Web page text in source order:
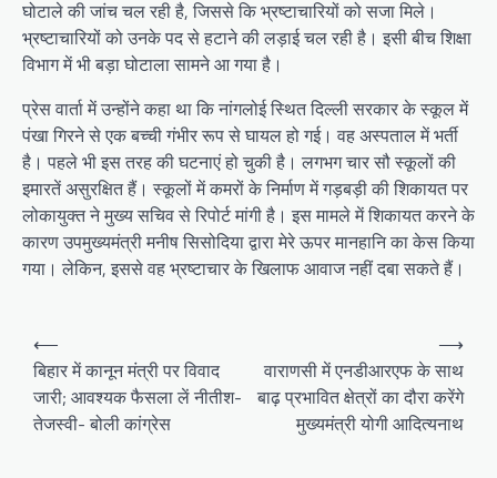
घोटाले की जांच चल रही है, जिससे कि भ्रष्टाचारियों को सजा मिले।
भ्रष्टाचारियों को उनके पद से हटाने की लड़ाई चल रही है। इसी बीच शिक्षा
विभाग में भी बड़ा घोटाला सामने आ गया है।
प्रेस वार्ता में उन्होंने कहा था कि नांगलोई स्थित दिल्ली सरकार के स्कूल में
पंखा गिरने से एक बच्ची गंभीर रूप से घायल हो गई। वह अस्पताल में भर्ती
है। पहले भी इस तरह की घटनाएं हो चुकी है। लगभग चार सौ स्कूलों की
इमारतें असुरक्षित हैं। स्कूलों में कमरों के निर्माण में गड़बड़ी की शिकायत पर
लोकायुक्त ने मुख्य सचिव से रिपोर्ट मांगी है। इस मामले में शिकायत करने के
कारण उपमुख्यमंत्री मनीष सिसोदिया द्वारा मेरे ऊपर मानहानि का केस किया
गया। लेकिन, इससे वह भ्रष्टाचार के खिलाफ आवाज नहीं दबा सकते हैं।
o
⟵
बिहार में कानून मंत्री पर विवाद
जारी; आवश्यक फैसला लें नीतीश-
तेजस्वी- बोली कांग्रेस
वाराणसी में एनडीआरएफ के साथ
बाढ़ प्रभावित क्षेत्रों का दौरा करेंगे
मुख्‍यमंत्री योगी आद‍ित्‍यनाथ
⟶